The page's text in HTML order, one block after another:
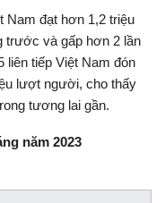
Nam đạt hơn 1,2 triệu
trước và gấp hơn 2 lần
tiếp Việt Nam đón
lượt người, cho thấy
tương lai gần.
năm 2023